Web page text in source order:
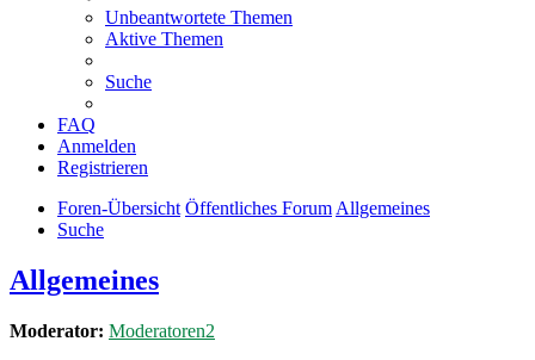
Unbeantwortete Themen
Aktive Themen
Suche
FAQ
Anmelden
Registrieren
Foren-Übersicht Öffentliches ForumAllgemeines
Suche
Allgemeines
Moderator: Moderatoren2